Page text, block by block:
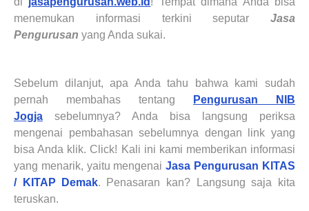
menemukan informasi terkini seputar Jasa
Pengurusan yang Anda sukai.
Sebelum dilanjut, apa Anda tahu bahwa kami sudah
pernah membahas tentang
Pengurusan NIB
Jogja sebelumnya? Anda bisa langsung periksa
mengenai pembahasan sebelumnya dengan link yang
bisa Anda klik. Click! Kali ini kami memberikan informasi
yang menarik, yaitu mengenaiJasa Pengurusan KITAS
/ KITAP
Demak. Penasaran kan? Langsung saja kita
teruskan.